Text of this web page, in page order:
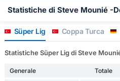
Statistiche di Steve Mounié -
Süper Lig Coppa Turca
Statistiche Süper Lig di Steve
Generale Totale